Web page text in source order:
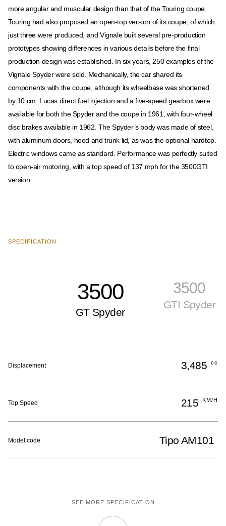
more angular and muscular design than that of the Touring coupe.
Touring had also proposed an open-top version of its coupe, of which
just three were produced, and Vignale built several pre-production
prototypes showing differences in various details before the final
production design was established. In six years, 250 examples of the
Vignale Spyder were sold. Mechanically, the car shared its
components with the coupe, although its wheelbase was shortened
by 10 cm. Lucas direct fuel injection and a five-speed gearbox were
available for both the Spyder and the coupe in 1961, with four-wheel
disc brakes available in 1962. The Spyder’s body was made of steel,
with aluminum doors, hood and trunk lid, as was the optional hardtop.
Electric windows came as standard. Performance was perfectly suited
to open-air motoring, with a top speed of 137 mph for the 3500GTI
version.
SPECIFICATION
3500
GT Spyder
3500
GTI Spyder
Displacement 3,485 cc
Top Speed 215 KM/H
Model code Tipo AM101
SEE MORE SPECIFICATION